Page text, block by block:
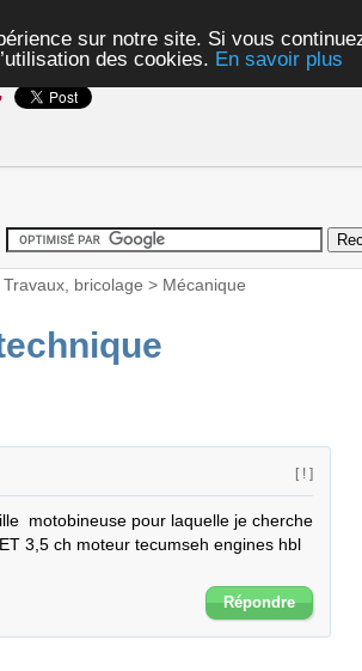
sur notre site. Si vous
des cookies. En savoir plus
Travaux, bricolage > Mécanique
[ ! ]
motobineuse pour laquelle je cherche
3,5 ch moteur tecumseh engines hbl
Répondre